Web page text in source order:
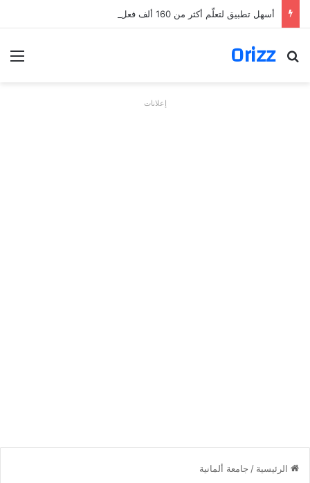
أسهل تطبيق لتعلّم أكثر من 160 ألف فعل بالألمانية
Orizz
بحث عن
إعلانات
الرئيسية / جامعة ألمانية